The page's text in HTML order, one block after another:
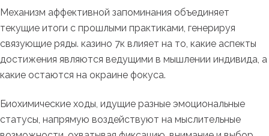
Механизм аффективной запоминания объединяет
текущие итоги с прошлыми практиками, генерируя
связующие ряды. казино 7к влияет на то, какие аспекты
достижения являются ведущими в мышлении индивида, а
какие остаются на окраине фокуса.
Биохимические ходы, идущие разные эмоциональные
статусы, напрямую воздействуют на мыслительные